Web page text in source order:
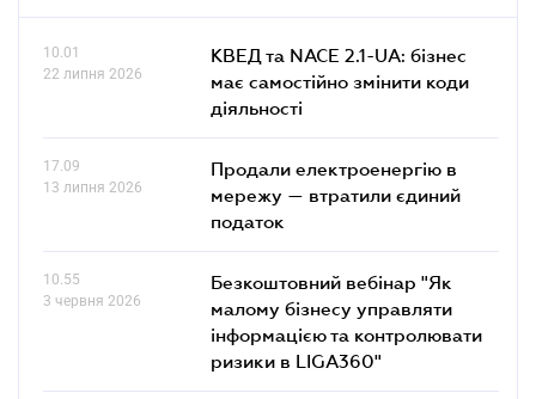
10.01
22 липня 2026
КВЕД та NACE 2.1-UA: бізнес
має самостійно змінити коди
діяльності
17.09
13 липня 2026
Продали електроенергію в
мережу — втратили єдиний
податок
10.55
3 червня 2026
Безкоштовний вебінар "Як
малому бізнесу управляти
інформацією та контролювати
ризики в LIGA360"